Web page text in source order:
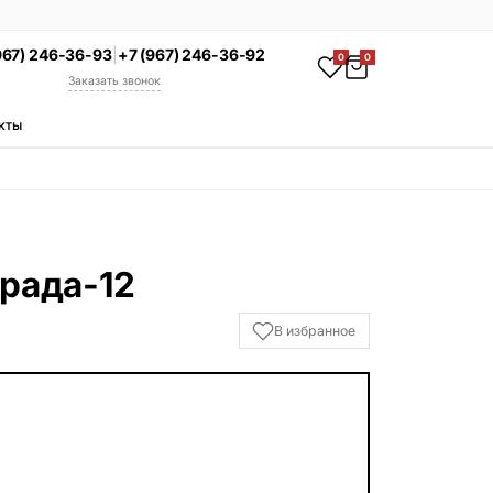
246-36-93| +7 (967) 246-36-92
Заказать звонок
0 0
12
В избранное